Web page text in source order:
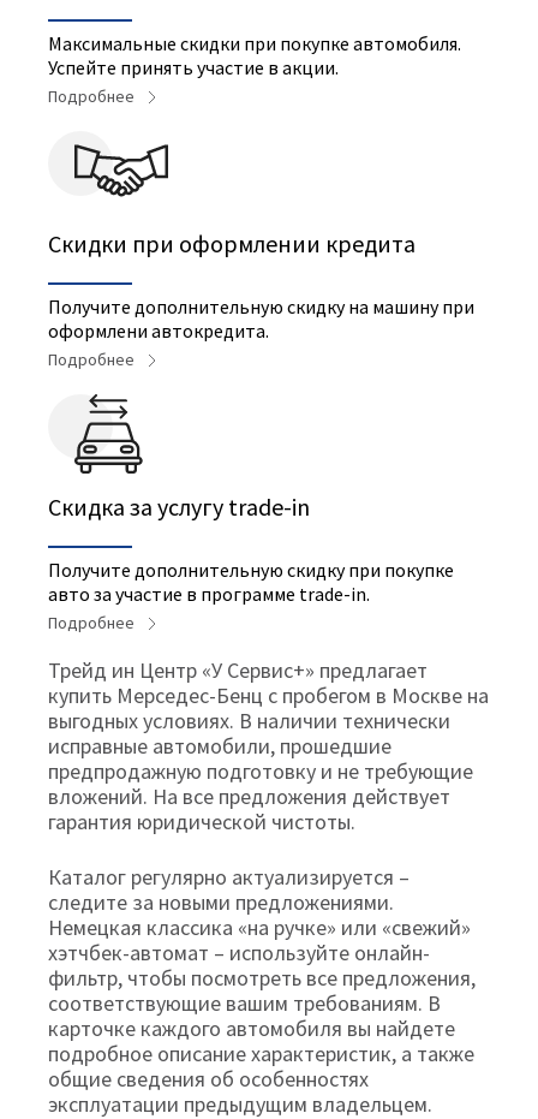
Максимальные скидки при покупке автомобиля.
Успейте принять участие в акции.
Подробнее
Скидки при оформлении кредита
Получите дополнительную скидку на машину при
оформлени автокредита.
Подробнее
Cкидка за услугу trade-in
Получите дополнительную скидку при покупке
авто за участие в программе trade-in.
Подробнее
Трейд ин Центр «У Сервис+» предлагает
купить Мерседес-Бенц с пробегом в Москве на
выгодных условиях. В наличии технически
исправные автомобили, прошедшие
предпродажную подготовку и не требующие
вложений. На все предложения действует
гарантия юридической чистоты.
Каталог регулярно актуализируется –
следите за новыми предложениями.
Немецкая классика «на ручке» или «свежий»
хэтчбек-автомат – используйте онлайн-
фильтр, чтобы посмотреть все предложения,
соответствующие вашим требованиям. В
карточке каждого автомобиля вы найдете
подробное описание характеристик, а также
общие сведения об особенностях
эксплуатации предыдущим владельцем.